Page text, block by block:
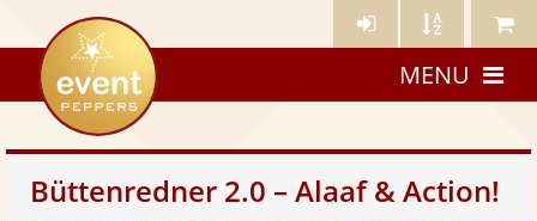
Künstler- Künstler Meine
eventpeppers
MENU
Büttenredner 2.0 – Alaaf & Action!